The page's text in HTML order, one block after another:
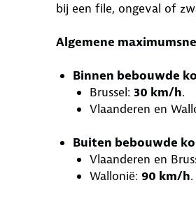
bij een file, ongeval of
Algemene
Binnen bebouwde
Brussel: 30 km/h.
Vlaanderen en
Buiten bebouwde
Vlaanderen en
Wallonië: 90 km/h.